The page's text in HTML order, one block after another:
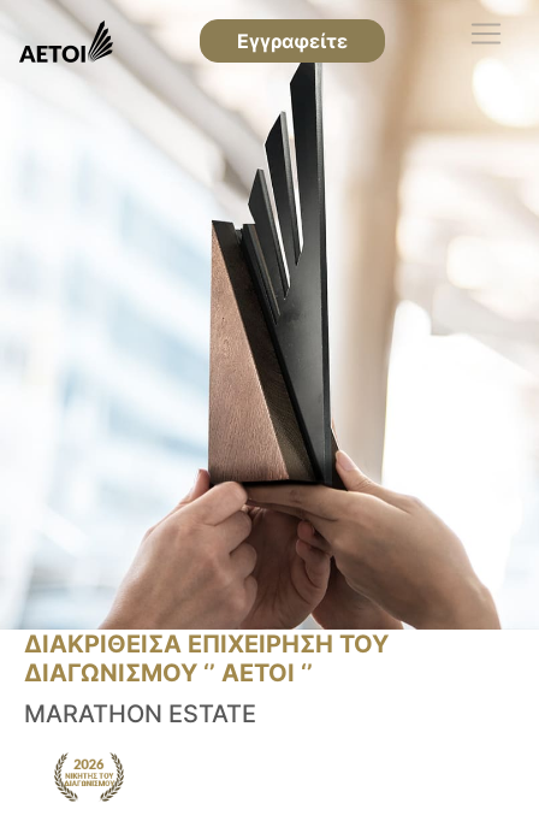
Εγγραφείτε
ΔΙΑΚΡΙΘΕΙΣΑ ΕΠΙΧΕΙΡΗΣΗ ΤΟΥ
ΔΙΑΓΩΝΙΣΜΟΥ ‘’ ΑΕΤΟΙ ‘’
MARATHON ESTATE